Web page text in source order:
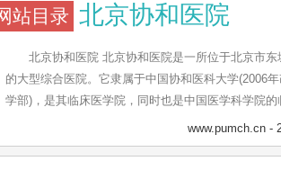
站目录 北京协和医院
北京协和医院 北京协和医院是一所位于北京市
的大型综合医院。它隶属于中国协和医科大学(2006
学部)，是其临床医学院，同时也是中国医学科学院
卫生部指定的诊治疑难重症的技术指导中心之一。
名。医院成立于1921年。现任院长赵玉沛。北京协
www.pumch.cn -